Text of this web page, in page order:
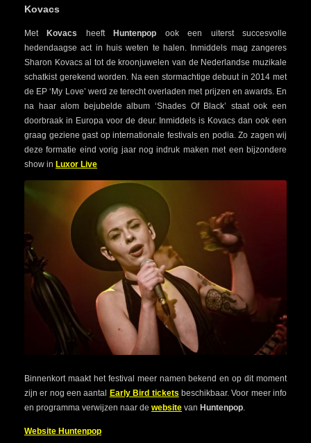
Kovacs
Met Kovacs heeft Huntenpop ook een uiterst succesvolle
hedendaagse act in huis weten te halen. Inmiddels mag zangeres
Sharon Kovacs al tot de kroonjuwelen van de Nederlandse muzikale
schatkist gerekend worden. Na een stormachtige debuut in 2014 met
de EP ‘My Love’ werd ze terecht overladen met prijzen en awards. En
na haar alom bejubelde album ‘Shades Of Black’ staat ook een
doorbraak in Europa voor de deur. Inmiddels is Kovacs dan ook een
graag geziene gast op internationale festivals en podia. Zo zagen wij
deze formatie eind vorig jaar nog indruk maken met een bijzondere
show in Luxor Live
Binnenkort maakt het festival meer namen bekend en op dit moment
zijn er nog een aantal Early Bird tickets beschikbaar. Voor meer info
en programma verwijzen naar de website van Huntenpop
Website Huntenpop